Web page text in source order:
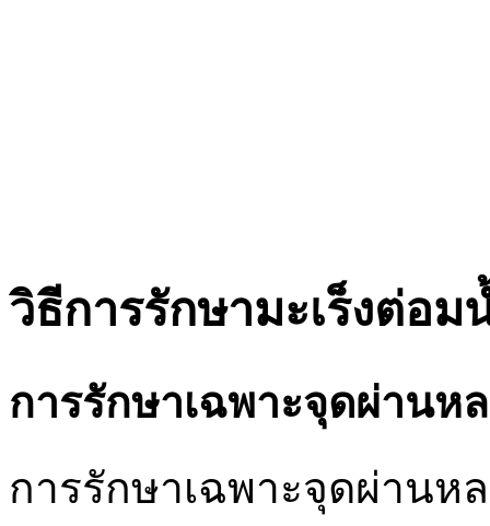
วิธีการรักษามะเร็งต่อม
การรักษาเฉพาะจุดผ่านห
การรักษาเฉพาะจุดผ่านห